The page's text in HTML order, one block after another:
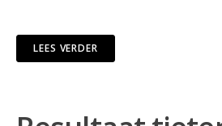
LEES VERDER